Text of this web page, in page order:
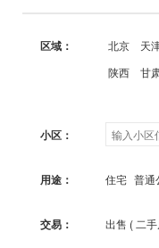
区域： 北京 天
陕西 甘
小区：
用途： 住宅 普通
交易： 出售 ( 二